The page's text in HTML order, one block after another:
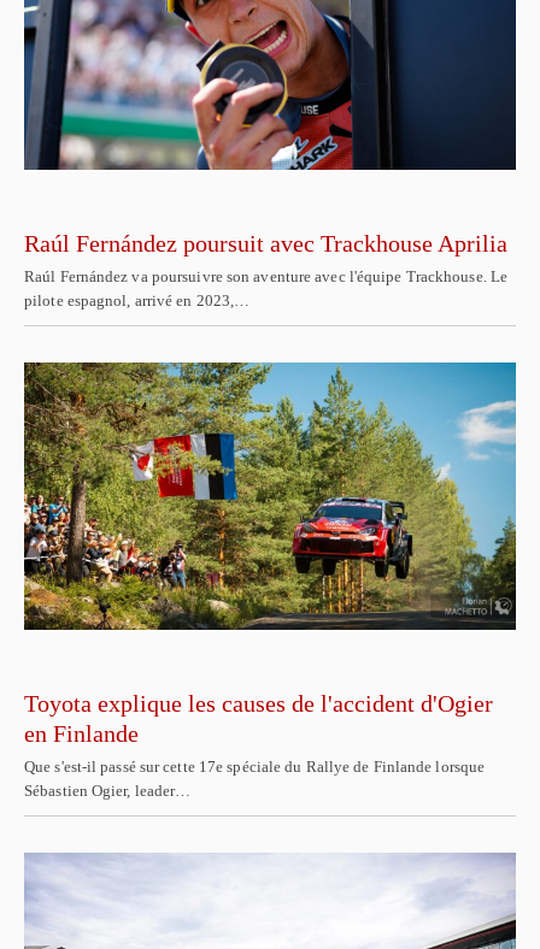
Raúl Fernández poursuit avec Trackhouse Aprilia
Raúl Fernández va poursuivre son aventure avec l'équipe Trackhouse. Le
pilote espagnol, arrivé en 2023,…
Toyota explique les causes de l'accident d'Ogier
en Finlande
Que s'est-il passé sur cette 17e spéciale du Rallye de Finlande lorsque
Sébastien Ogier, leader…